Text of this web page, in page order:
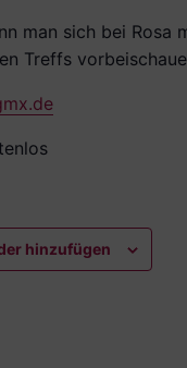
man sich bei Rosa
Treffs
hinzufügen